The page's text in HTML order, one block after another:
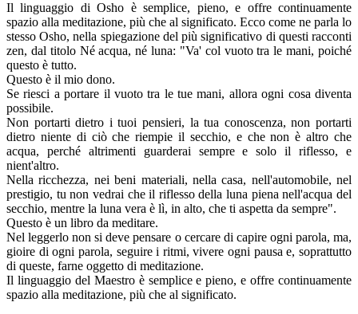
Il linguaggio di Osho è semplice, pieno, e offre continuamente
spazio alla meditazione, più che al significato. Ecco come ne parla lo
stesso Osho, nella spiegazione del più significativo di questi racconti
zen, dal titolo Né acqua, né luna: "Va' col vuoto tra le mani, poiché
questo è tutto.
Questo è il mio dono.
Se riesci a portare il vuoto tra le tue mani, allora ogni cosa diventa
possibile.
Non portarti dietro i tuoi pensieri, la tua conoscenza, non portarti
dietro niente di ciò che riempie il secchio, e che non è altro che
acqua, perché altrimenti guarderai sempre e solo il riflesso, e
nient'altro.
Nella ricchezza, nei beni materiali, nella casa, nell'automobile, nel
prestigio, tu non vedrai che il riflesso della luna piena nell'acqua del
secchio, mentre la luna vera è lì, in alto, che ti aspetta da sempre".
Questo è un libro da meditare.
Nel leggerlo non si deve pensare o cercare di capire ogni parola, ma,
gioire di ogni parola, seguire i ritmi, vivere ogni pausa e, soprattutto
di queste, farne oggetto di meditazione.
Il linguaggio del Maestro è semplice e pieno, e offre continuamente
spazio alla meditazione, più che al significato.